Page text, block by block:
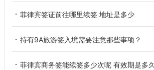
菲律宾签证前往哪里续签 地址是多少
持有9A旅游签入境需要注意那些事项？
菲律宾商务签能续签多少次呢 有效期是多久